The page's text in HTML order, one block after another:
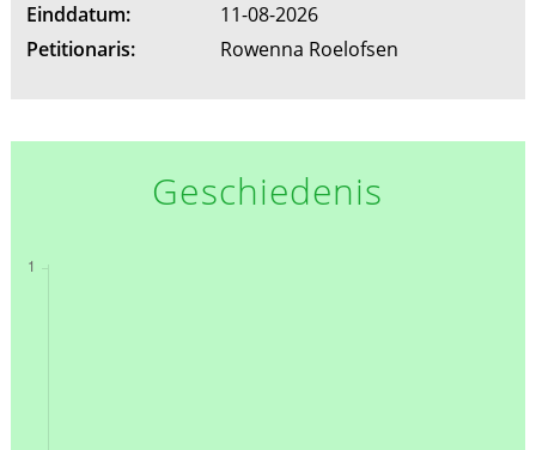
Einddatum:
11-08-2026
Petitionaris:
Rowenna Roelofsen
Geschiedenis